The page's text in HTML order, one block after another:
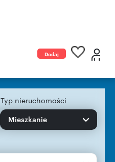
Dodaj
Typ nieruchomości
Mieszkanie